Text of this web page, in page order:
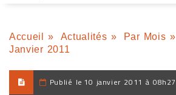
Accueil » Actualités » Par Mois »
Janvier 2011
Publié le 10 janvier 2011 à 08h27